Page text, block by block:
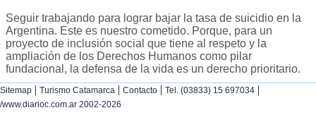
Seguir trabajando para lograr bajar la tasa de suicidio en la
Argentina. Este es nuestro cometido. Porque, para un
proyecto de inclusión social que tiene al respeto y la
ampliación de los Derechos Humanos como pilar
fundacional, la defensa de la vida es un derecho prioritario.
Sitemap | Turismo Catamarca | Contacto | Tel. (03833) 15 697034 |
/www.diarioc.com.ar 2002-2026